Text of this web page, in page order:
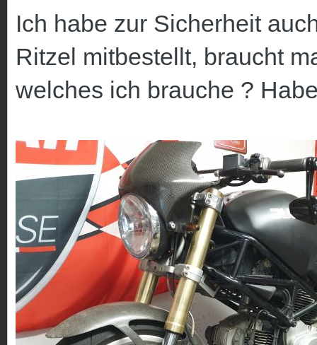
Ich habe zur Sicherheit
Ritzel mitbestellt, braucht
welches ich brauche ?